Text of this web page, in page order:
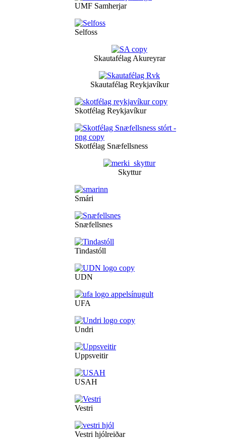
UMF Samherjar
Selfoss
Skautafélag Akureyrar
Skautafélag Reykjavíkur
Skotfélag Reykjavíkur
Skotfélag Snæfellsness
Skyttur
Smári
Snæfellsnes
Tindastóll
UDN
UFA
Undri
Uppsveitir
USAH
Vestri
Vestri hjólreiðar